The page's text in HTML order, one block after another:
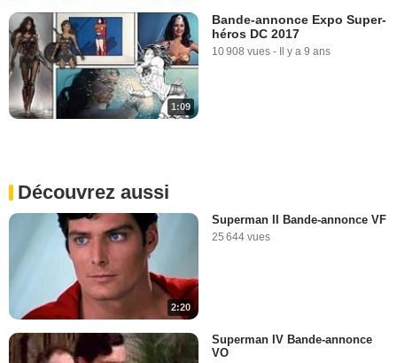
1:09
Bande-annonce Expo Super-
héros DC 2017
10 908 vues - Il y a 9 ans
Découvrez aussi
2:20
Superman II Bande-annonce VF
25 644 vues
Superman IV Bande-annonce
VO